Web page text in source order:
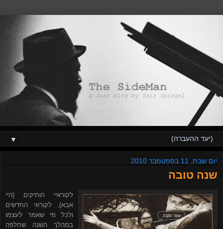
▼
יום שבת, 11 בספטמבר 2010
שנה טובה
לקוראיי הותיקים (היי
אבא), לקוראי החדשים
ולכל מי שאמר לעצמו
במהלך השנה שחלפה